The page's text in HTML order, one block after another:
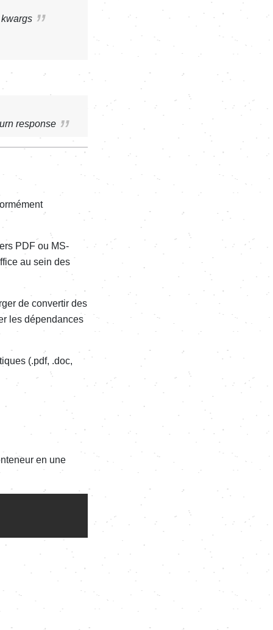
response
PDF ou MS-
au sein des
de convertir des
les dépendances
(.pdf, .doc,
en une